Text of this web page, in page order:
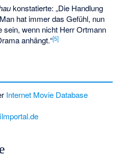
konstatierte: „Die Handlung
hat immer das Gefühl, nun
sein, wenn nicht Herr Ortmann
anhängt.“[5]
Internet Movie Database